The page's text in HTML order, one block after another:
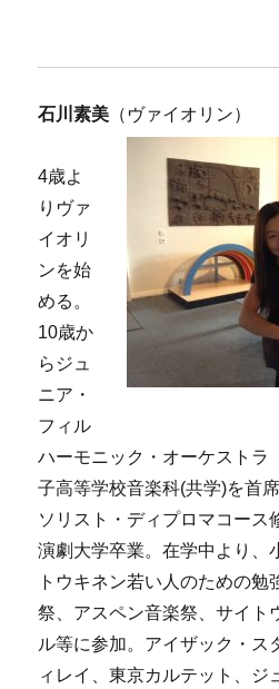
石川素美 （ヴァイオリン）
4歳よ
りヴァ
イオリ
ンを始
める。
10歳か
らジュ
ニア・
フィル
ハーモニック・オーケストラ
子高等学校音楽科(共学)を首
ソリスト・ディプロマコース
演劇大学卒業。在学中より、
トウキネン若い人のための勉
祭、アスペン音楽祭、サイト
ル等に参加。アイザック・ス
ィレイ、東京カルテット、ジ